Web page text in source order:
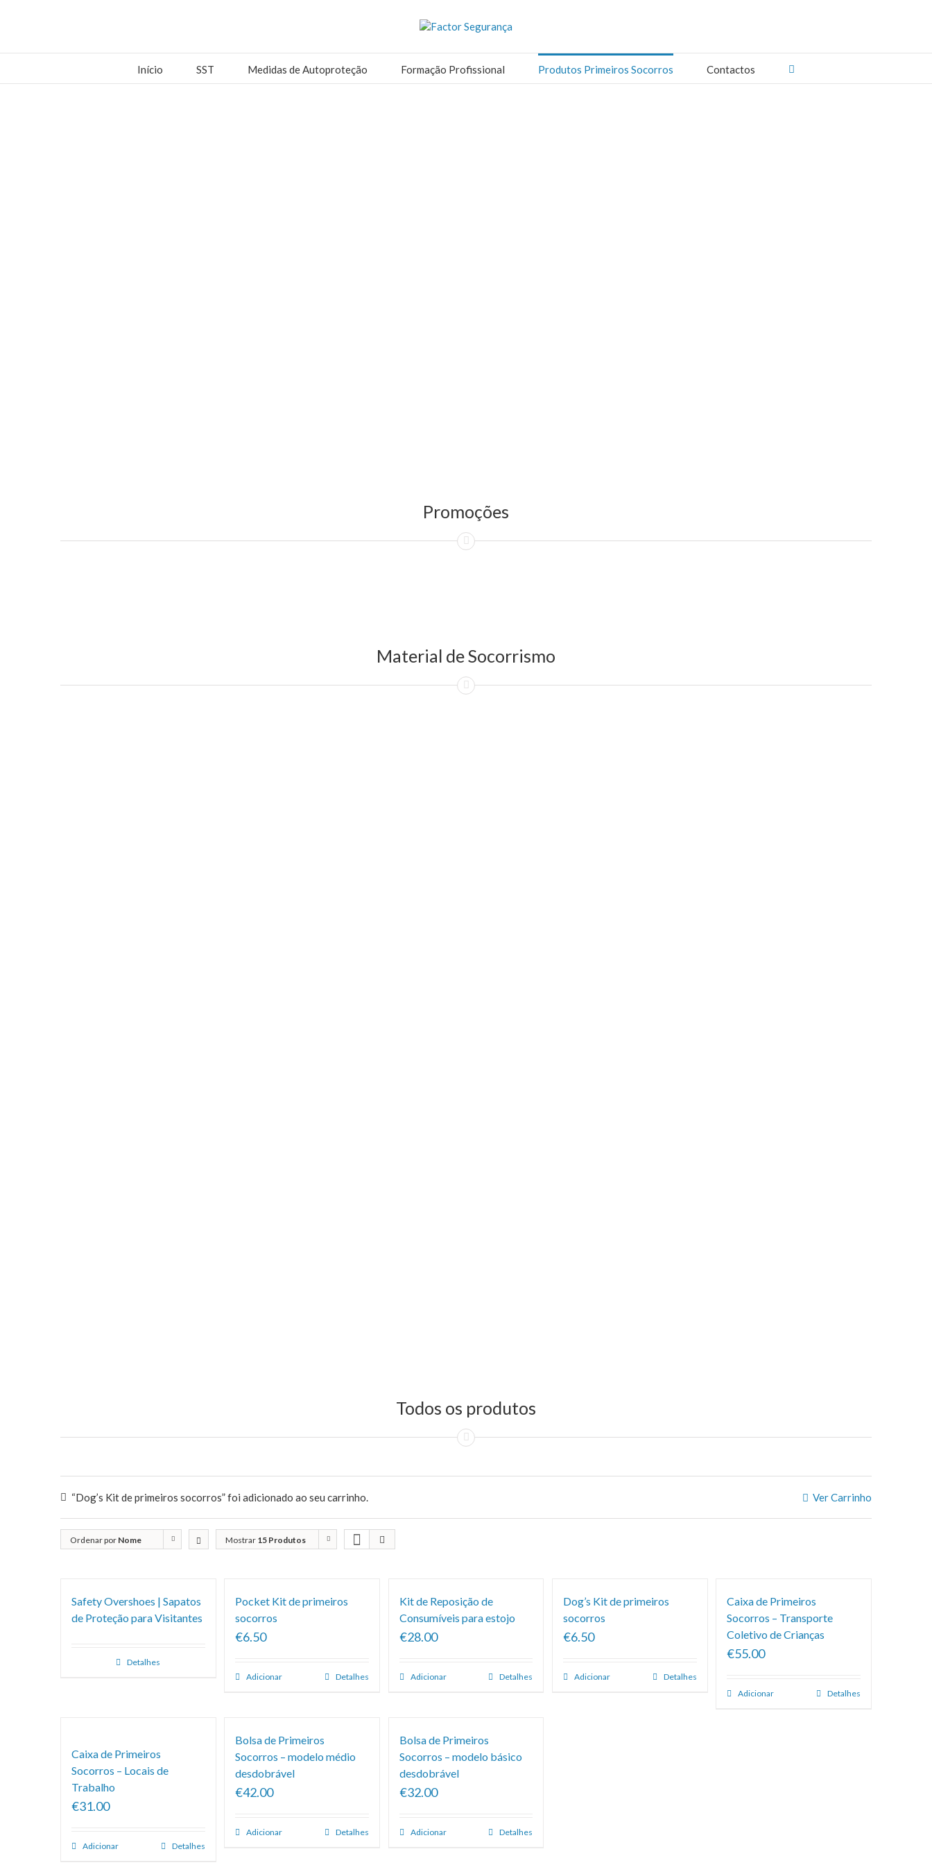
Início SST Medidas de Autoproteção Formação Profissional Produtos Primeiros Socorros Contactos
Promoções
Material de Socorrismo
Todos os produtos
Ver Carrinho
“Dog’s Kit de primeiros socorros” foi adicionado ao seu carrinho.
Ordenar por Nome Mostrar 15 Produtos
Safety Overshoes | Sapatos
de Proteção para Visitantes
Detalhes
Pocket Kit de primeiros
socorros
€6.50
Adicionar Detalhes
Kit de Reposição de
Consumíveis para estojo
€28.00
Adicionar Detalhes
Dog’s Kit de primeiros
socorros
€6.50
Adicionar Detalhes
Caixa de Primeiros
Socorros – Transporte
Coletivo de Crianças
€55.00
Adicionar Detalhes
Caixa de Primeiros
Socorros – Locais de
Trabalho
€31.00
Adicionar Detalhes
Bolsa de Primeiros
Socorros – modelo médio
desdobrável
€42.00
Adicionar Detalhes
Bolsa de Primeiros
Socorros – modelo básico
desdobrável
€32.00
Adicionar Detalhes